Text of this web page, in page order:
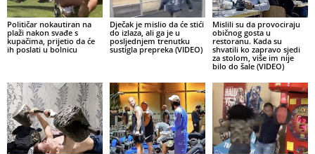
Političar nokautiran na
plaži nakon svađe s
kupačima, prijetio da će
ih poslati u bolnicu
Dječak je mislio da će stići
do izlaza, ali ga je u
posljednjem trenutku
sustigla prepreka (VIDEO)
Mislili su da provociraju
običnog gosta u
restoranu. Kada su
shvatili ko zapravo sjedi
za stolom, više im nije
bilo do šale (VIDEO)